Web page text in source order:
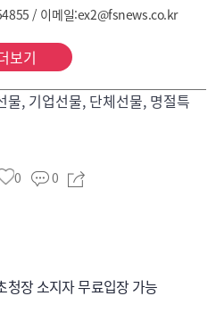
/ 이메일:ex2@fsnews.co.kr
보기
물, 기업선물, 단체선물, 명절특
0 0
청장 소지자 무료입장 가능